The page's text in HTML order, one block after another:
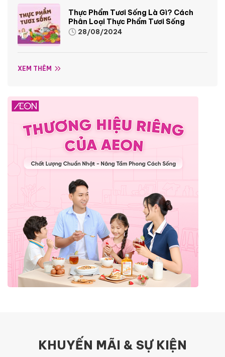
Thực Phẩm Tươi Sống Là Gì? Cách
Phân Loại Thực Phẩm Tươi Sống
28/08/2024
XEM THÊM
KHUYẾN MÃI & SỰ KIỆN